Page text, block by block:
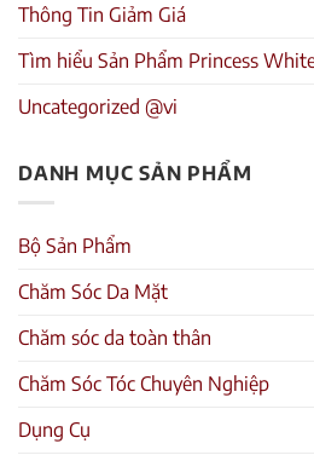
Thông Tin Giảm Giá
Tìm hiểu Sản Phẩm Princess
Uncategorized @vi
DANH MỤC SẢN PHẨM
Bộ Sản Phẩm
Chăm Sóc Da Mặt
Chăm sóc da toàn thân
Chăm Sóc Tóc Chuyên Nghiệp
Dụng Cụ